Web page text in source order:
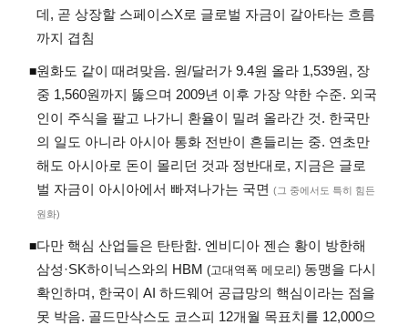
데, 곧 상장할 스페이스X로 글로벌 자금이 갈아타는 흐름
까지 겹침
◾원화도 같이 때려맞음. 원/달러가 9.4원 올라 1,539원, 장
중 1,560원까지 뚫으며 2009년 이후 가장 약한 수준. 외국
인이 주식을 팔고 나가니 환율이 밀려 올라간 것. 한국만
의 일도 아니라 아시아 통화 전반이 흔들리는 중. 연초만
해도 아시아로 돈이 몰리던 것과 정반대로, 지금은 글로
벌 자금이 아시아에서 빠져나가는 국면 (그 중에서도 특히 힘든
원화)
◾다만 핵심 산업들은 탄탄함. 엔비디아 젠슨 황이 방한해
삼성·SK하이닉스와의 HBM (고대역폭 메모리) 동맹을 다시
확인하며, 한국이 AI 하드웨어 공급망의 핵심이라는 점을
못 박음. 골드만삭스도 코스피 12개월 목표치를 12,000으